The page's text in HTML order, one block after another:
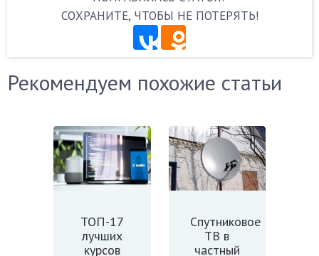
СОХРАНИТЕ, ЧТОБЫ НЕ ПОТЕРЯТЬ!
Рекомендуем похожие статьи
ТОП-17
лучших
курсов
Спутниковое
ТВ в
частный